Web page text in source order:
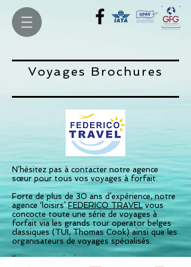
Voyages Brochures
N’hésitez pas à contacter notreagence
sœurpour tous vos voyages à forfait.
Forte de plus de 30 ans d’expérience, notre
agence ‘loisirs’FEDERICO TRAVELvous
concocte toute une série de voyages à
forfait via les grands tour operator belges
classiques (TUI, Thomas Cook) ainsi que les
organisateurs de voyages spécialisés.
Ils pourront ainsi vous proposer une gamme